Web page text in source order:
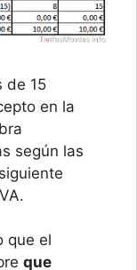
de 15
en la
según las
que el
que